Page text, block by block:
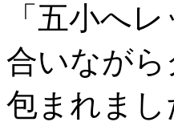
「五小へ
合いなが
包まれま